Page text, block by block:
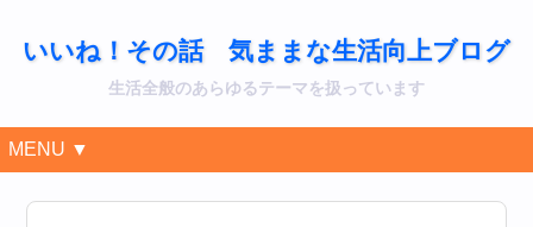
いいね！その話 気ままな生活向上ブログ
生活全般のあらゆるテーマを扱っています
MENU ▼